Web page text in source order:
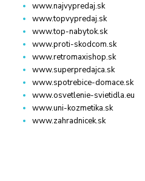
www.najvypredaj.sk
www.topvypredaj.sk
www.top-nabytok.sk
www.proti-skodcom.sk
www.retromaxishop.sk
www.superpredajca.sk
www.spotrebice-domace.sk
www.osvetlenie-svietidla.eu
www.uni-kozmetika.sk
www.zahradnicek.sk